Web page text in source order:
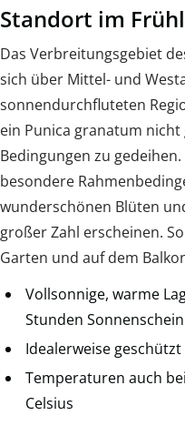
Standort im
Das Verbreitungsgebiet
sich über Mittel- und
sonnendurchfluteten
ein Punica granatum
Bedingungen zu
besondere
wunderschönen Blüten
großer Zahl erscheinen.
Garten und auf dem
Vollsonnige, warme
Stunden Sonnenschein
Idealerweise
Temperaturen auch
Celsius